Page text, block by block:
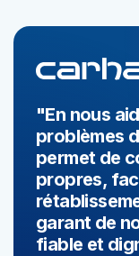
"En nous
problèmes
permet de
propres,
garant de
fiable et